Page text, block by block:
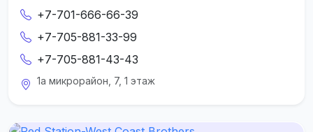
+7-701-666-66-39
+7-705-881-33-99
+7-705-881-43-43
1а микрорайон, 7, 1 этаж